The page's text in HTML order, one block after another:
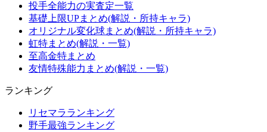
投手全能力の実査定一覧
基礎上限UPまとめ(解説・所持キャラ)
オリジナル変化球まとめ(解説・所持キャラ)
虹特まとめ(解説・一覧)
至高金特まとめ
友情特殊能力まとめ(解説・一覧)
ランキング
リセマラランキング
野手最強ランキング